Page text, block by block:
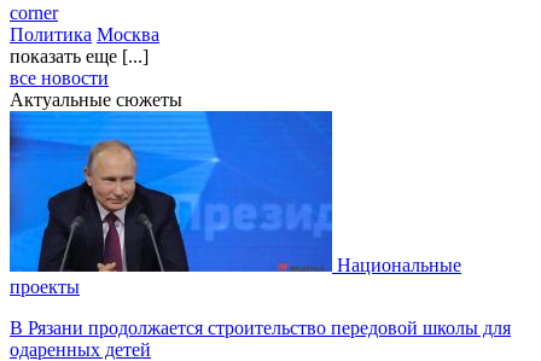
corner
Политика Москва
показать еще [...]
все новости
Актуальные сюжеты
Национальные
проекты
В Рязани продолжается строительство передовой школы для
одаренных детей